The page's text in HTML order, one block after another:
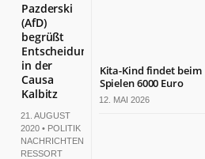
Pazderski
(AfD)
begrüßt
Entscheidung
in der
Causa
Kalbitz
21. AUGUST
2020 • POLITIK
NACHRICHTEN
RESSORT
Kita-Kind findet beim
Spielen 6000 Euro
12. MAI 2026